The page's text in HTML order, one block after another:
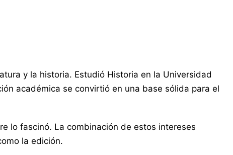
y la historia. Estudió Historia en la Universidad
académica se convirtió en una base sólida para el
lo fascinó. La combinación de estos intereses
la edición.